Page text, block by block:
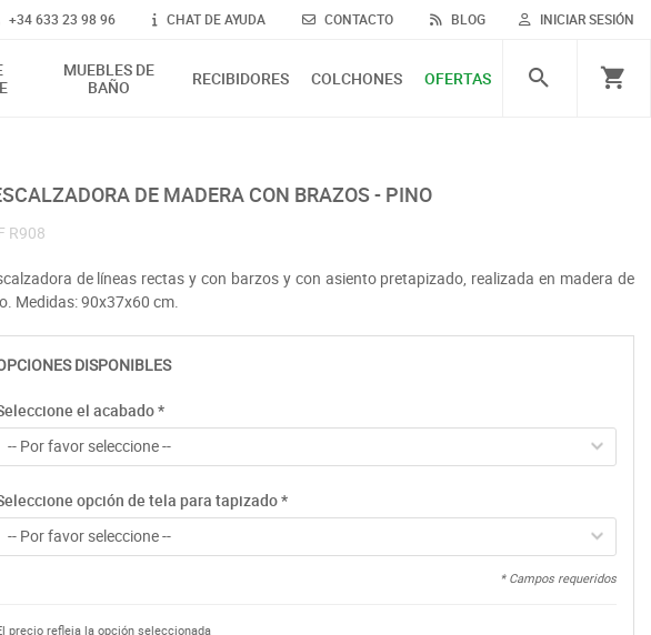
INICIAR SESIÓN
+34 633 23 98 96 CHAT DE AYUDA CONTACTO BLOG
MUEBLES DE
BAÑO
RECIBIDORES COLCHONES OFERTAS
DE MADERA CON BRAZOS - PINO
R908
de líneas rectas y con barzos y con asiento pretapizado, realizada en madera de
Medidas: 90x37x60 cm.
DISPONIBLES
el acabado*
-- Por favor seleccione --
opción de tela para tapizado*
-- Por favor seleccione --
* Campos requeridos
precio refleja la opción seleccionada